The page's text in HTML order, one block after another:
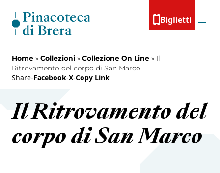
Biglietti
Menu
Home » Collezioni » Collezione On Line » Il
Ritrovamento del corpo di San Marco
Share-Facebook-X-Copy Link
Il Ritrovamento del
corpo di San Marco